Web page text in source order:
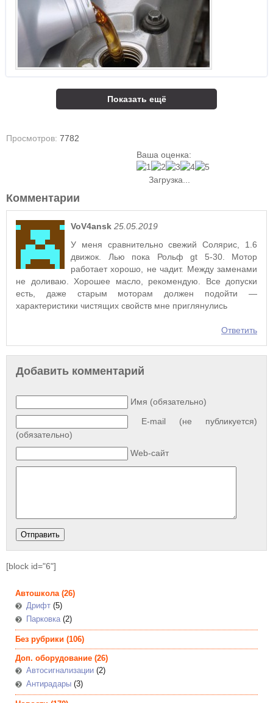
Показать ещё
Просмотров: 7782
Ваша оценка:
Загрузка...
Комментарии
VoV4ansk 25.05.2019
У меня сравнительно свежий Солярис, 1.6
движок. Лью пока Рольф gt 5-30. Мотор
работает хорошо, не чадит. Между заменами
не доливаю. Хорошее масло, рекомендую. Все допуски
есть, даже старым моторам должен подойти —
характеристики чистящих свойств мне приглянулись
Ответить
Добавить комментарий
Имя (обязательно)
E-mail (не публикуется)
(обязательно)
Web-сайт
[block id="6"]
Автошкола(26)
Дрифт (5)
Парковка(2)
Без рубрики (106)
Доп. оборудование (26)
Автосигнализации (2)
Антирадары (3)